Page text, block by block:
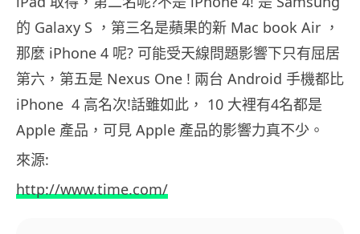
的 Galaxy S ，第三名是蘋果的新 Mac book Air ，
那麼 iPhone 4 呢? 可能受天線問題影響下只有屈居
第六，第五是 Nexus One ! 兩台 Android 手機都比
iPhone 4 高名次!話雖如此， 10 大裡有4名都是
Apple 產品，可見 Apple 產品的影響力真不少。
來源:
http://www.time.com/